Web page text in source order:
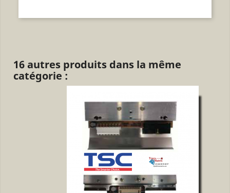
16 autres produits dans la même
catégorie :